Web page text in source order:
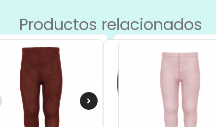
Productos relacionados